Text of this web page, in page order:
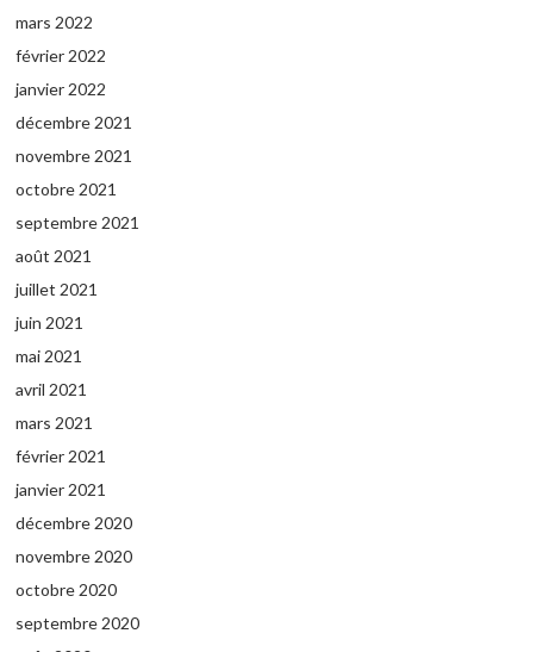
mars 2022
février 2022
janvier 2022
décembre 2021
novembre 2021
octobre 2021
septembre 2021
août 2021
juillet 2021
juin 2021
mai 2021
avril 2021
mars 2021
février 2021
janvier 2021
décembre 2020
novembre 2020
octobre 2020
septembre 2020